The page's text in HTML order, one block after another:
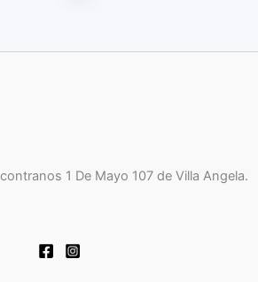
1 De Mayo 107 de Villa Angela.